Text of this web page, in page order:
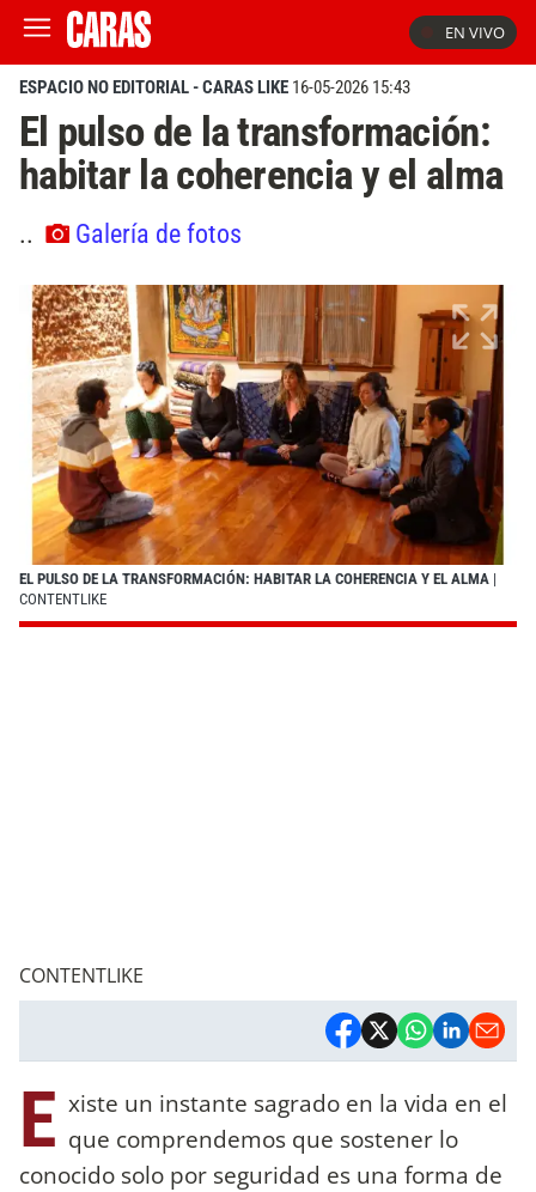
EN VIVO
ESPACIO NO EDITORIAL - CARAS LIKE 16-05-2026 15:43
El pulso de la transformación:
habitar la coherencia y el alma
.. Galería de fotos
EL PULSO DE LA TRANSFORMACIÓN: HABITAR LA COHERENCIA Y EL ALMA |
CONTENTLIKE
CONTENTLIKE
E xiste un instante sagrado en la vida en el
que comprendemos que sostener lo
conocido solo por seguridad es una forma de